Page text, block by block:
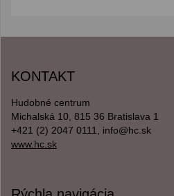
KONTAKT
Hudobné centrum
Michalská 10, 815 36 Bratislava 1
+421 (2) 2047 0111, info@hc.sk
www.hc.sk